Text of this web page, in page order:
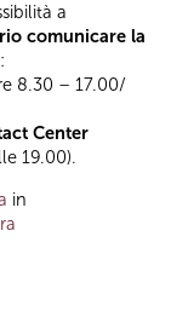
a
comunicare la
8.30 – 17.00/
Center
19.00).
in